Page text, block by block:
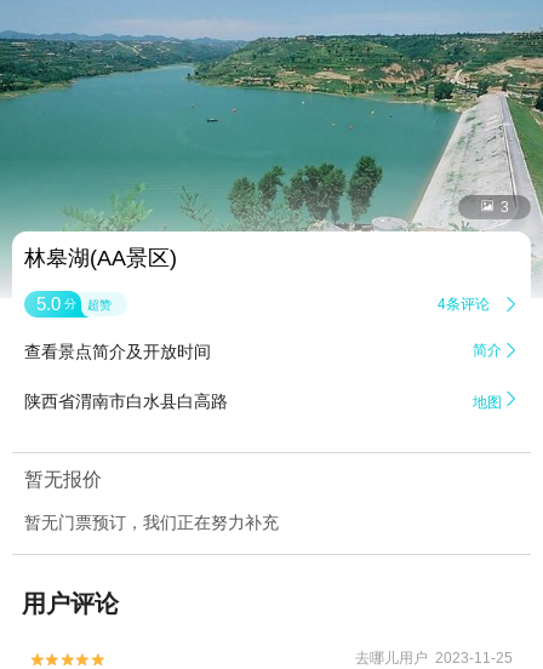
 3
林皋湖(AA景区)
5.0 分 超赞 4条评论 
查看景点简介及开放时间 简介 
陕西省渭南市白水县白高路 地图 
暂无报价
暂无门票预订，我们正在努力补充
用户评论

 去哪儿用户 2023-11-25
